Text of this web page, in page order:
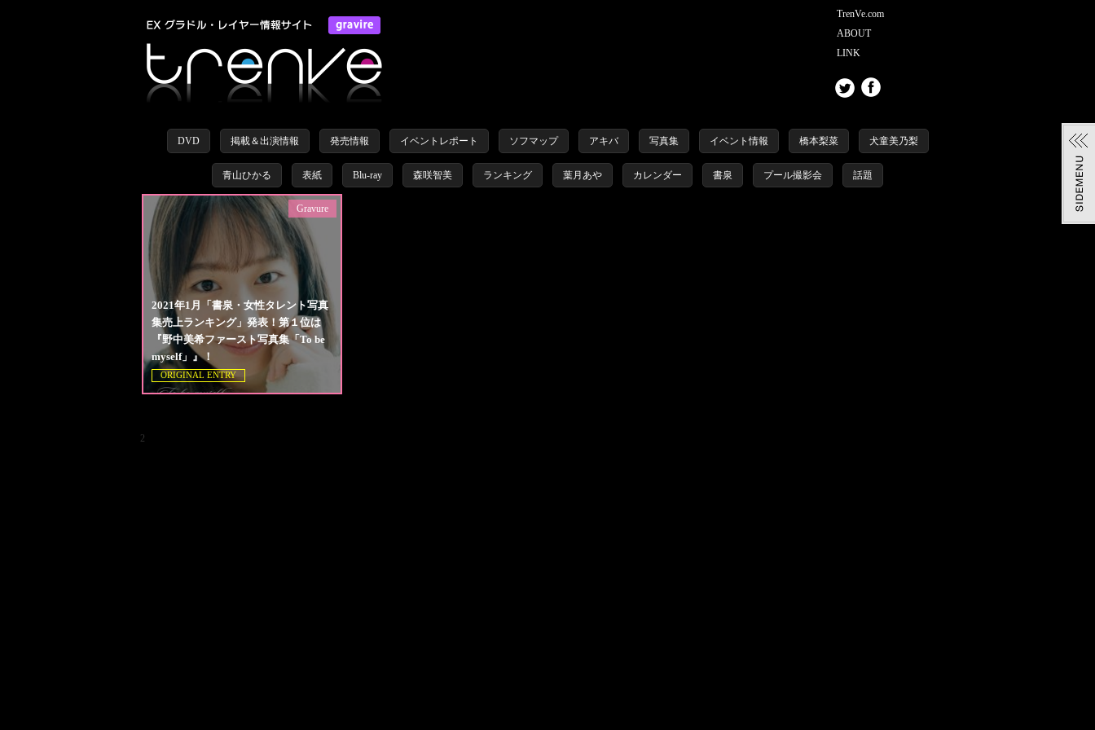
TrenVe.com
ABOUT
LINK
DVD 掲載＆出演情報 発売情報 イベントレポート ソフマップ アキバ 写真集 イベント情報 橋本梨菜 犬童美乃梨
青山ひかる 表紙 Blu-ray 森咲智美 ランキング 葉月あや カレンダー 書泉 プール撮影会 話題
2021年1月「書泉・女性タレント写真
集売上ランキング」発表！第１位は
『野中美希ファースト写真集「To be
myself」』！
ORIGINAL ENTRY
Gravure
2